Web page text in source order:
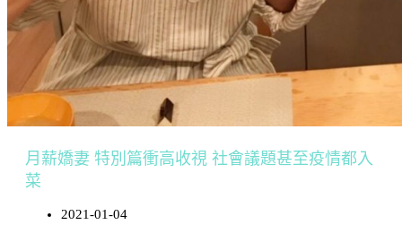
月薪嬌妻 特別篇衝高收視 社會議題甚至疫情都入
菜
2021-01-04